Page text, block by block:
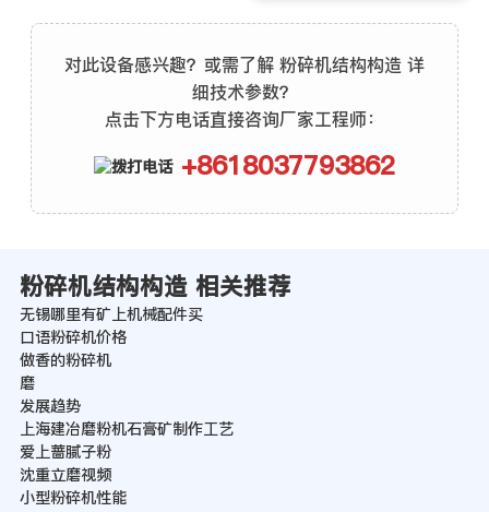
对此设备感兴趣？或需了解 粉碎机结构构造 详
细技术参数？
点击下方电话直接咨询厂家工程师：
+8618037793862
粉碎机结构构造 相关推荐
无锡哪里有矿上机械配件买
口语粉碎机价格
做香的粉碎机
磨
发展趋势
上海建冶磨粉机石膏矿制作工艺
爱上蔷腻子粉
沈重立磨视频
小型粉碎机性能